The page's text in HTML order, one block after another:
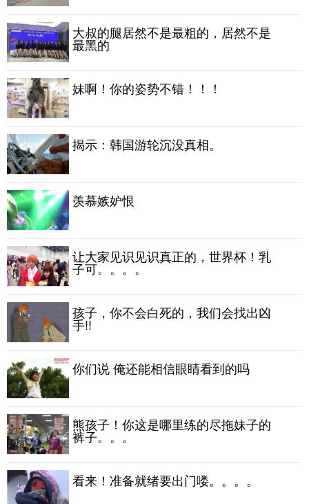
大叔的腿居然不是最粗的，居然不是
最黑的
妹啊！你的姿势不错！！！
揭示：韩国游轮沉没真相。
羡慕嫉妒恨
让大家见识见识真正的，世界杯！乳
子可。。。。
孩子，你不会白死的，我们会找出凶
手!!
你们说 俺还能相信眼睛看到的吗
熊孩子！你这是哪里练的尽拖妹子的
裤子。。。
看来！准备就绪要出门喽。。。。